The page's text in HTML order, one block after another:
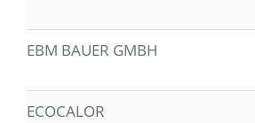
EBM BAUER GMBH
ECOCALOR